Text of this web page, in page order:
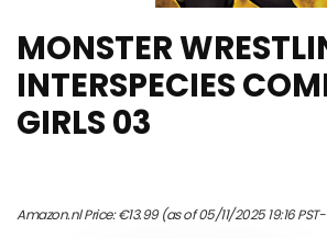
MONSTER
INTERSPECIES
GIRLS 03
Amazon.nl Price:€13.99(as of 05/11/2025 19:16 PST-